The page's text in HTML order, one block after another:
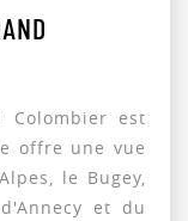
Colombier est
offre une vue
le Bugey,
et du